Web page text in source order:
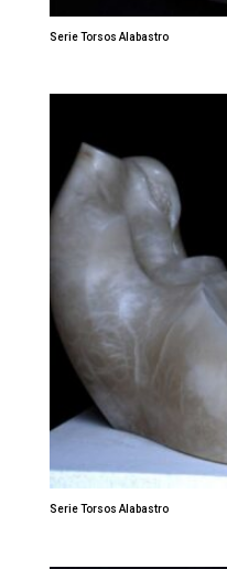
Serie Torsos Alabastro
Serie Torsos Alabastro